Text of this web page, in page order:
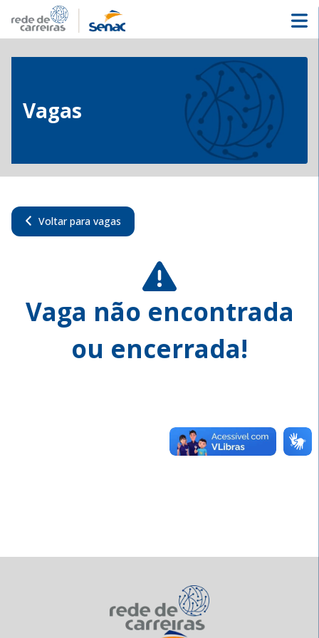
Vagas
Voltar para vagas
Vaga não encontrada
ou encerrada!